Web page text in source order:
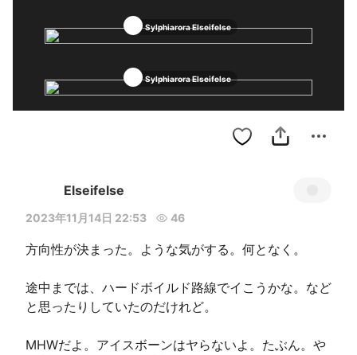
Sylphiarora Elseifelse
Sylphiarora Elseifelse
Elseifelse
2023年11月14日 22:53 46
方向性が決まった。ような気がする。何となく。
途中までは、ハードボイルド路線でイこうかな。など
と思ったりしていたのだけれど。
MHWだよ。アイスボーンはヤらないよ。たぶん。や